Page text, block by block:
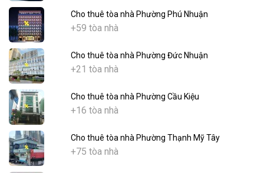
Cho thuê tòa nhà Phường Phú Nhuận
+59 tòa nhà
Cho thuê tòa nhà Phường Đức Nhuận
+21 tòa nhà
Cho thuê tòa nhà Phường Cầu Kiệu
+16 tòa nhà
Cho thuê tòa nhà Phường Thạnh Mỹ Tây
+75 tòa nhà